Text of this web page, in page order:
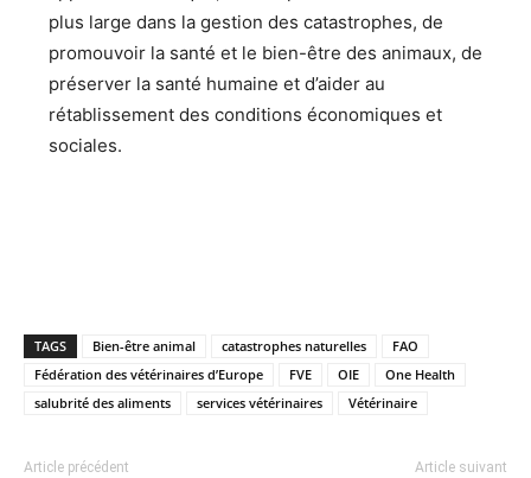
plus large dans la gestion des catastrophes, de
promouvoir la santé et le bien-être des animaux, de
préserver la santé humaine et d’aider au
rétablissement des conditions économiques et
sociales.
TAGS Bien-être animal catastrophes naturelles
FAO
Fédération des vétérinaires d’Europe
FVE OIE
One Health
salubrité des aliments
services vétérinaires Vétérinaire
Article précédent Article suivant